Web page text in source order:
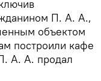
П. А. А.,
объектом
построили кафе
А. А. продал